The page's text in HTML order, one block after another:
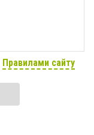
Правилами сайту